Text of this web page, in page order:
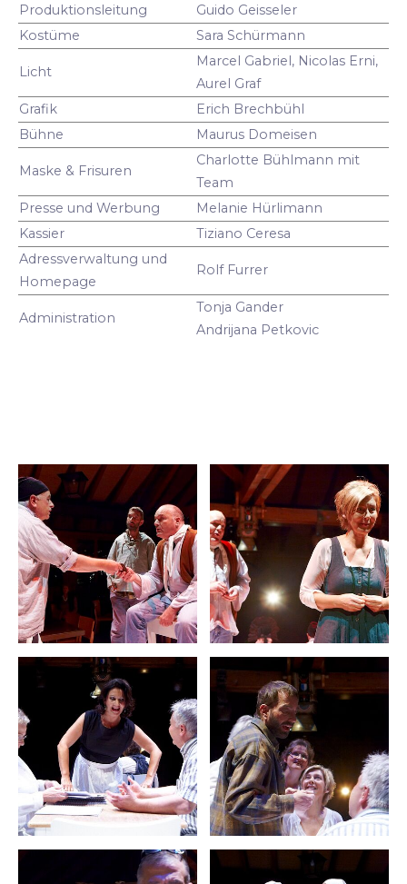
Produktionsleitung
Guido Geisseler
Kostüme
Sara Schürmann
Licht
Marcel Gabriel, Nicolas Erni,
Aurel Graf
Grafik
Erich Brechbühl
Bühne
Maurus Domeisen
Maske & Frisuren
Charlotte Bühlmann mit
Team
Presse und Werbung
Melanie Hürlimann
Kassier
Tiziano Ceresa
Adressverwaltung und
Homepage
Rolf Furrer
Administration
Tonja Gander
Andrijana Petkovic